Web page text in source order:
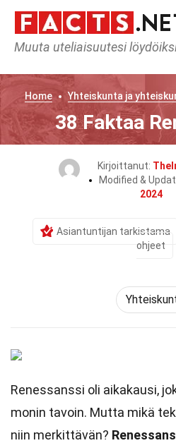
Muuta uteliaisuutesi
Home Yhteiskunta ja
38 Faktaa
Kirjoittanut:
Modified &
2024
Asiantuntijan tarkistama
ohjeet
Renessanssi oli aikakausi,
monin tavoin. Mutta mikä
niin merkittävän?